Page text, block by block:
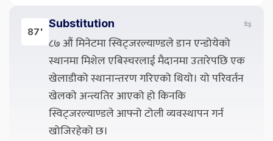
87'
Substitution ⇆
८७ औं मिनेटमा स्विट्जरल्याण्डले डान एन्डोयेको
स्थानमा मिशेल एबिस्चरलाई मैदानमा उतारेपछि एक
खेलाडीको स्थानान्तरण गरिएको थियो। यो परिवर्तन
खेलको अन्त्यतिर आएको हो किनकि
स्विट्जरल्याण्डले आफ्नो टोली व्यवस्थापन गर्न
खोजिरहेको छ।